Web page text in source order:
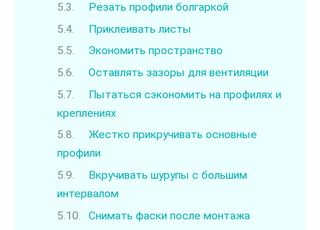
Резать профили болгаркой
Приклеивать листы
Экономить пространство
Оставлять зазоры для вентиляции
Пытаться сэкономить на профилях и
креплениях
Жестко прикручивать основные
профили
Вкручивать шурупы с большим
интервалом
Снимать фаски после монтажа